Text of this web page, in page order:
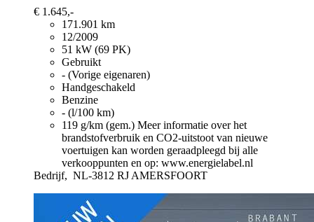
€ 1.645,-
171.901 km
12/2009
51 kW (69 PK)
Gebruikt
- (Vorige eigenaren)
Handgeschakeld
Benzine
- (l/100 km)
119 g/km (gem.) Meer informatie over het
brandstofverbruik en CO2-uitstoot van nieuwe
voertuigen kan worden geraadpleegd bij alle
verkooppunten en op: www.energielabel.nl
Bedrijf, NL-3812 RJ AMERSFOORT